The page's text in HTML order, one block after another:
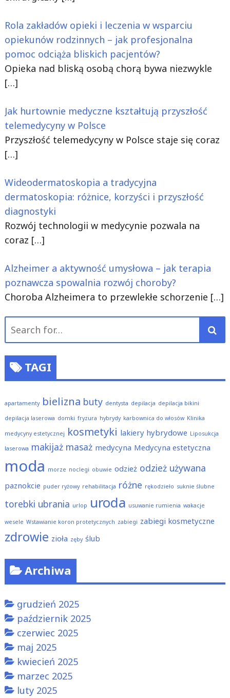
Rola zakładów opieki i leczenia w wsparciu
opiekunów rodzinnych – jak profesjonalna
pomoc odciąża bliskich pacjentów?
Opieka nad bliską osobą chorą bywa niezwykle
[…]
Jak hurtownie medyczne kształtują przyszłość
telemedycyny w Polsce
Przyszłość telemedycyny w Polsce staje się coraz
[…]
Wideodermatoskopia a tradycyjna
dermatoskopia: różnice, korzyści i przyszłość
diagnostyki
Rozwój technologii w medycynie pozwala na
coraz […]
Alzheimer a aktywność umysłowa – jak terapia
poznawcza spowalnia rozwój choroby?
Choroba Alzheimera to przewlekłe schorzenie […]
for:
TAGI
apartamenty bielizna buty dentysta depilacja depilacja bikini
depilacja laserowa domki fryzura hybrydy karbownica do włosów Klinika
medycyny estetycznej kosmetyki lakiery hybrydowe Liposukcja
laserowa makijaż masaż medycyna Medycyna estetyczna
moda morze noclegi obuwie odzież odzież używana
paznokcie puder ryżowy rehabilitacja różne rękodzieło suknie ślubne
torebki ubrania urlop uroda usuwanie rumienia wakacje
wesele Wstawianie koron protetycznych zabiegi zabiegi kosmetyczne
zdrowie zioła zęby ślub
Archiwa
grudzień 2025
październik 2025
czerwiec 2025
maj 2025
kwiecień 2025
marzec 2025
luty 2025